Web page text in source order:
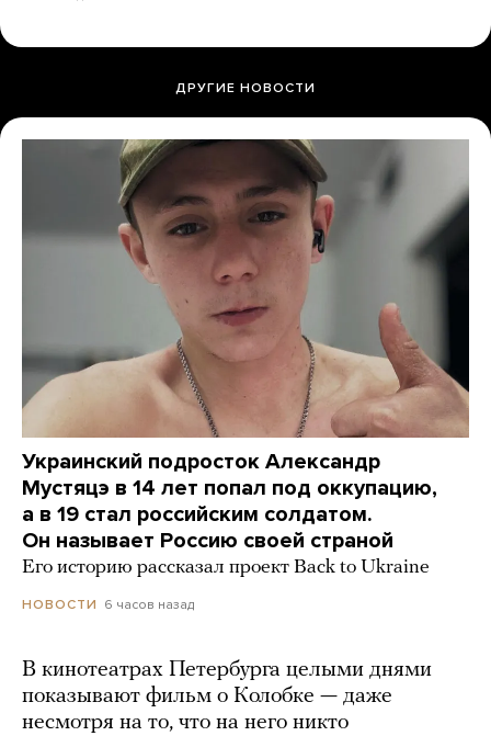
ДРУГИЕ НОВОСТИ
Украинский подросток Александр
Мустяцэ в 14 лет попал под оккупацию,
а в 19 стал российским солдатом.
Он называет Россию своей страной
Его историю рассказал проект Back to Ukraine
НОВОСТИ 6 часов назад
В кинотеатрах Петербурга целыми днями
показывают фильм о Колобке — даже
несмотря на то, что на него никто